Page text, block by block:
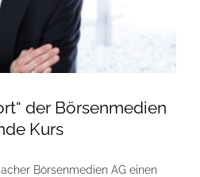
der Börsenmedien
Kurs
Börsenmedien AG einen